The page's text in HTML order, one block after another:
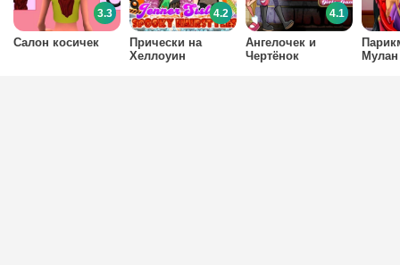
Салон косичек
3.3
Прически на
Хеллоуин
4.2
Ангелочек и
Чертёнок
4.1
Мулан